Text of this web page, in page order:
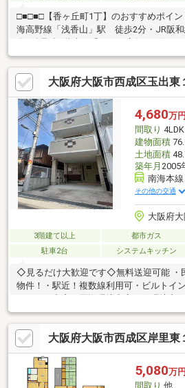
□■□■□【香ヶ丘町1丁】のおすすめポイ
海高野線「浅香山」駅 徒歩2分・JR阪
96，000円」で賃貸中！（英数ゼミナー
置！（年間12万円収入あり）●開放感の
き♪●周辺環境・食品館アプロ 徒歩2分
歩1分・医療法人淳康会堺近森病院 徒
歩7分・浅香山中学校 徒歩8分
大阪府大阪市西成区玉出東
4,680万円
間取り 4LDK
建物面積
土地面積
築年月 2005
南海本
その他の交通
大阪府
3階建て以上 都市ガス
駐車2台
システムキッチン
◇見るだけ大歓迎です◇無料送迎可能 ・
物件！・駅近！複数線利用可・ビルトイ
レスポンスは迅速に◇交渉は全力です◆‐
な」をフルサポート致します‐◆「とりあ
ーンをを断られた」「他社の物件もまと
だけしてみたい」「しっかり交渉してほ
い」等お気軽にご連絡下さいませ。
大阪府大阪市西成区岸里東
5,080万円
間取り 他